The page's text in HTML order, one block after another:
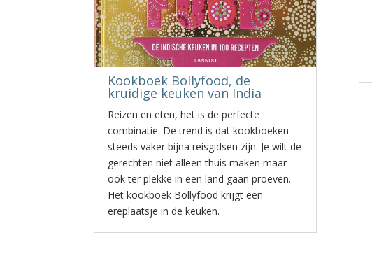
Kookboek Bollyfood, de
kruidige keuken van India
Reizen en eten, het is de perfecte
combinatie. De trend is dat kookboeken
steeds vaker bijna reisgidsen zijn. Je wilt de
gerechten niet alleen thuis maken maar
ook ter plekke in een land gaan proeven.
Het kookboek Bollyfood krijgt een
ereplaatsje in de keuken.